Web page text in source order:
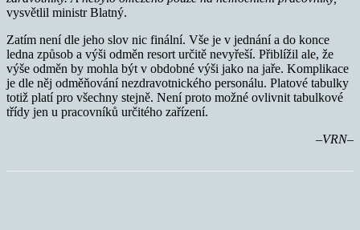
vysvětlil ministr Blatný.
Zatím není dle jeho slov nic finální. Vše je v jednání a do konce
ledna způsob a výši odměn resort určitě nevyřeší. Přiblížil ale, že
výše odměn by mohla být v obdobné výši jako na jaře. Komplikace
je dle něj odměňování nezdravotnického personálu. Platové tabulky
totiž platí pro všechny stejně. Není proto možné ovlivnit tabulkové
třídy jen u pracovníků určitého zařízení.
–VRN–